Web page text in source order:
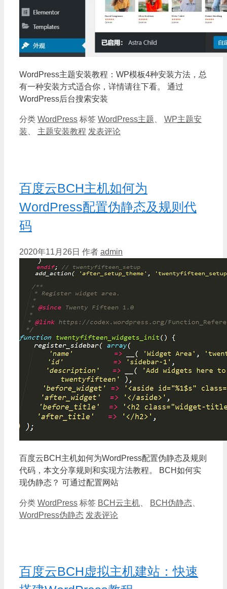
WordPress主题安装教程：WP模板4种安装方法，总
有一种安装方式适合你，详情请往下看。 通过
WordPress后台搜索安装
分类 WordPress 标签 WordPress主题
WP主题安
装
主题安装教程 发表评论
百度云BCH主机如何为
WordPress配置伪静态及规则代
码
2020年11月26日 作者 admin
百度云BCH主机如何为WordPress配置伪静态及规则
代码，本文分享规则和实现方法教程。 BCH如何实
现伪静态？ 可通过配置网站
分类 WordPress 标签 BCH云主机 BCH伪静态
WordPress伪静态 发表评论
百度云BCH虚拟主机建站：快速